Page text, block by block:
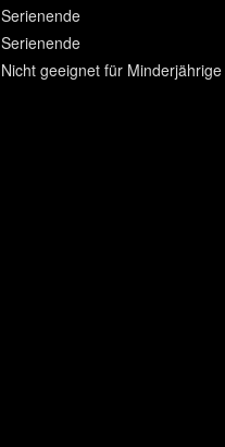
Serienende
Serienende
Nicht geeignet für